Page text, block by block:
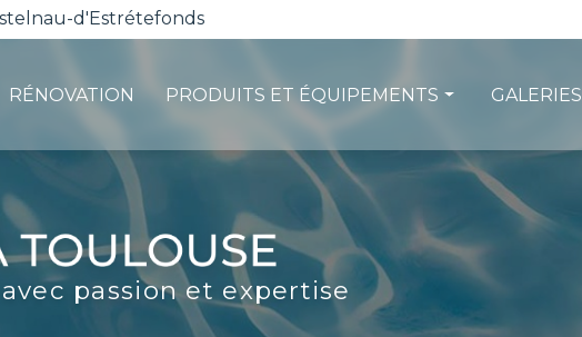
d'Estrétefonds
RÉNOVATION PRODUITS ET ÉQUIPEMENTS
Les pompes à chaleur
La filtration
Les robots piscines
Volets et sécurité
La stérilisation
GALERIES
passion et expertise